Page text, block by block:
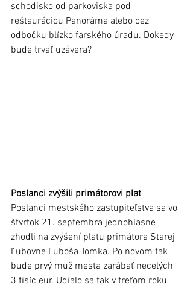
schodisko od parkoviska pod
reštauráciou Panoráma alebo cez
odbočku blízko farského úradu. Dokedy
bude trvať uzávera?
Poslanci zvýšili primátorovi plat
Poslanci mestského zastupiteľstva sa vo
štvrtok 21. septembra jednohlasne
zhodli na zvýšení platu primátora Starej
Ľubovne Ľuboša Tomka. Po novom tak
bude prvý muž mesta zarábať necelých
3 tisíc eur. Udialo sa tak v treťom roku